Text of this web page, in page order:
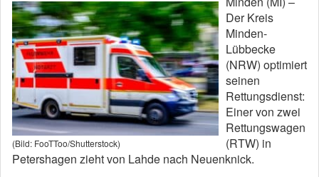
(Bild: FooTToo/Shutterstock)
Der Kreis
Minden-
Lübbecke
(NRW) optimiert
seinen
Rettungsdienst:
Einer von zwei
Rettungswagen
(RTW) in
Petershagen zieht von Lahde nach Neuenknick.